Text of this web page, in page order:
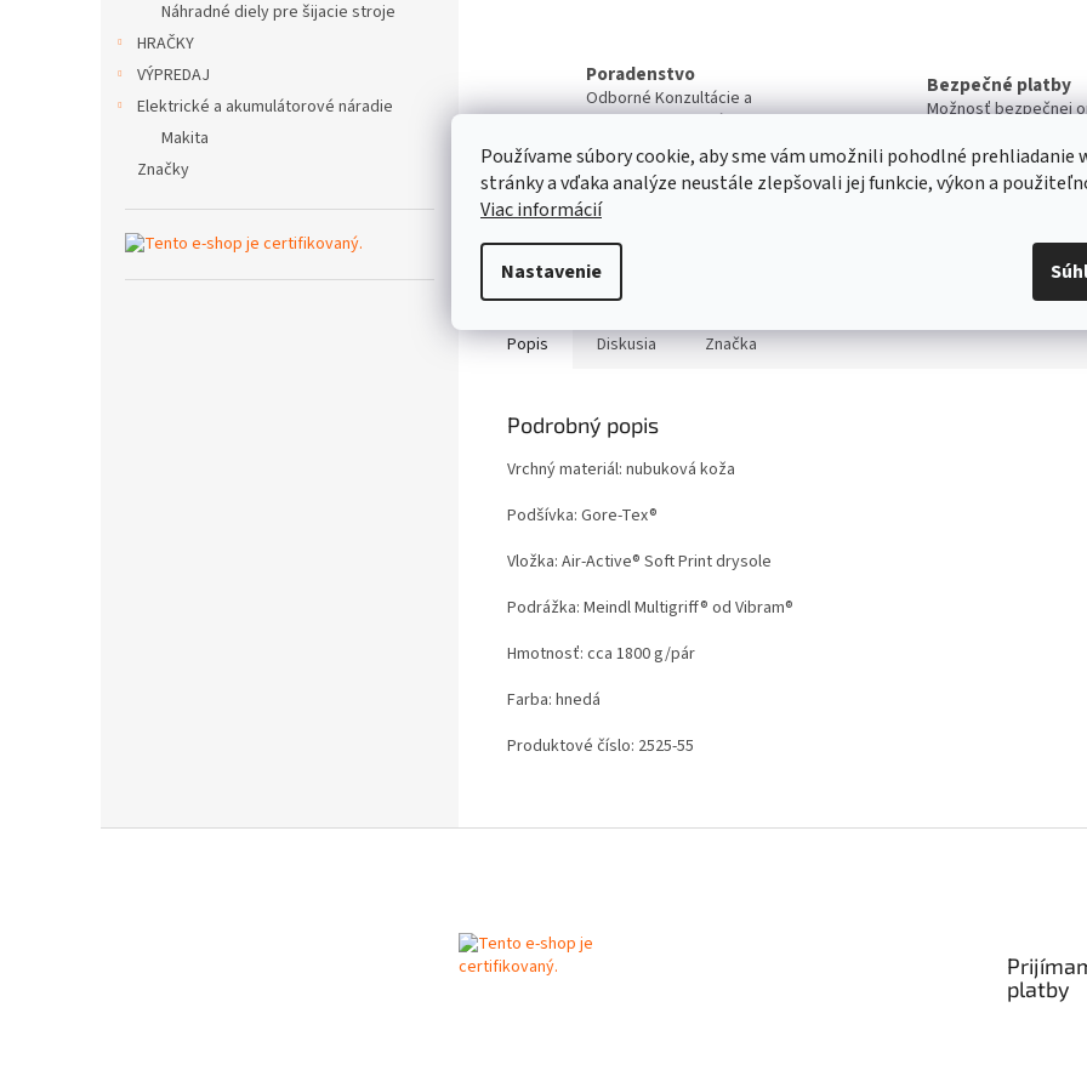
Používame súbory cookie, aby sme vám umožnili pohodlné prehliadanie
stránky a vďaka analýze neustále zlepšovali jej funkcie, výkon a
Viac informácií
Nastavenie
Náhradné diely pre šijacie stroje
HRAČKY
VÝPREDAJ
Elektrické a akumulátorové náradie
Makita
Značky
Poradenstvo
Odborné Konzultácie a
Poradenstvo pri výbere
produktov
Bezpečné platby
Možnosť bezpečnej
Servis
Viac o našich servisných službách ....
Popis Diskusia Značka
Podrobný popis
Vrchný materiál: nubuková koža
Podšívka: Gore-Tex®
Vložka: Air-Active® Soft Print drysole
Podrážka: Meindl Multigriff® od Vibram®
Hmotnosť: cca 1800 g/pár
Farba: hnedá
Produktové číslo: 2525-55
platby